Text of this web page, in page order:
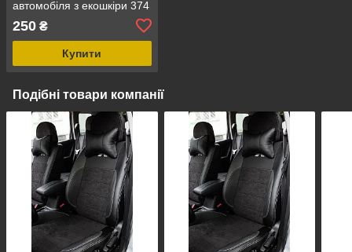
автомобіля з екошкіри 374
250 ₴
Купити
Подібні товари компанії